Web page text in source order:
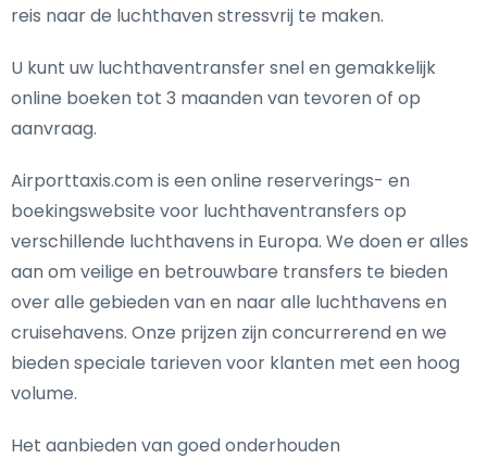
reis naar de luchthaven stressvrij te maken.
U kunt uw luchthaventransfer snel en gemakkelijk
online boeken tot 3 maanden van tevoren of op
aanvraag.
Airporttaxis.com is een online reserverings- en
boekingswebsite voor luchthaventransfers op
verschillende luchthavens in Europa. We doen er alles
aan om veilige en betrouwbare transfers te bieden
over alle gebieden van en naar alle luchthavens en
cruisehavens. Onze prijzen zijn concurrerend en we
bieden speciale tarieven voor klanten met een hoog
volume.
Het aanbieden van goed onderhouden